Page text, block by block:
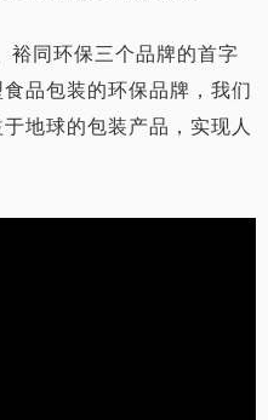
裕同环保三个品牌的首字
品包装的环保品牌，我们
地球的包装产品，实现人